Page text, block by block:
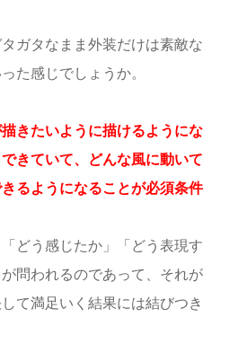
ガタなまま外装だけは素敵な
た感じでしょうか。
きたいように描けるようにな
きていて、どんな風に動いて
るようになることが必須条件
どう感じたか」「どう表現す
問われるのであって、それが
て満足いく結果には結びつき